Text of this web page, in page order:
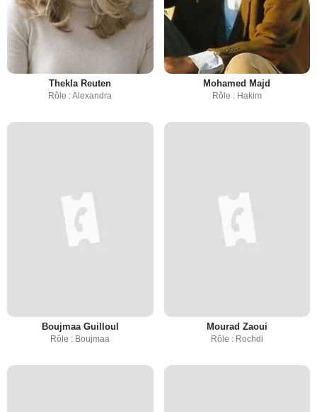
Thekla Reuten
Rôle : Alexandra
Mohamed Majd
Rôle : Hakim
Boujmaa Guilloul
Rôle : Boujmaa
Mourad Zaoui
Rôle : Rochdi